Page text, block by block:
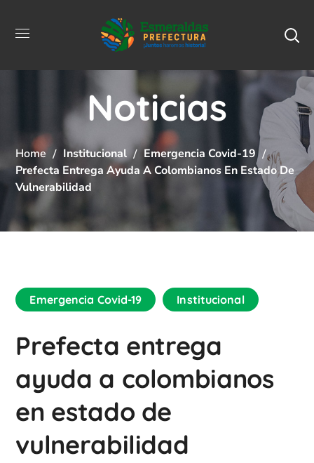
Noticias
Home Institucional
Emergencia Covid-19
Prefecta Entrega Ayuda A Colombianos En Estado De
Vulnerabilidad
Emergencia Covid-19 Institucional
Prefecta entrega
ayuda a colombianos
en estado de
vulnerabilidad